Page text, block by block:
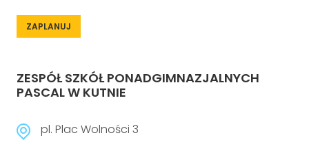
ZAPLANUJ
ZESPÓŁ SZKÓŁ PONADGIMNAZJALNYCH
PASCAL W KUTNIE
pl. Plac Wolności 3